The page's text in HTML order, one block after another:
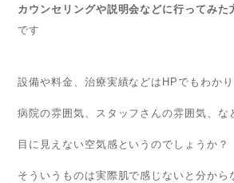
カウンセリングや説明会などに行ってみた
です
設備や料金、治療実績などはHPでもわか
病院の雰囲気、スタッフさんの雰囲気、な
目に見えない空気感というのでしょうか？
そういうものは実際肌で感じないと分から